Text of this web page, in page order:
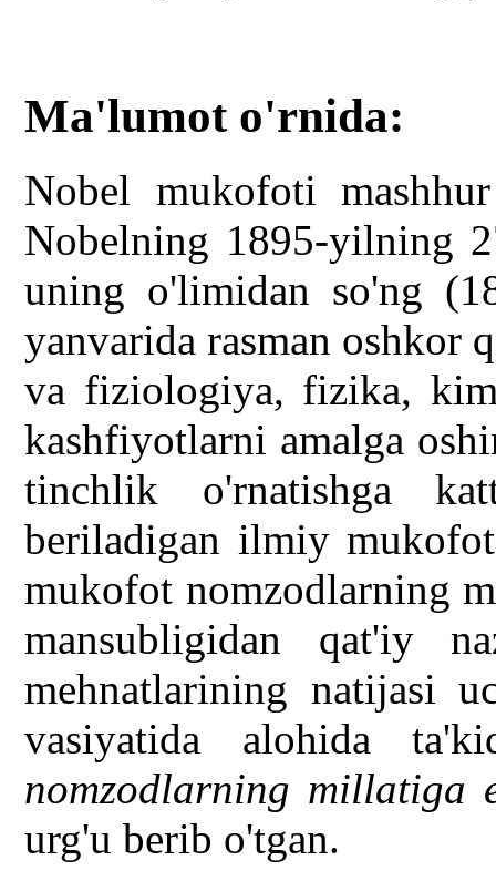
Ma'lumot o'rnida:
Nobel mukofoti
Nobelning 1895-yilning
uning o'limidan so'ng
yanvarida rasman oshkor
va fiziologiya, fizika,
kashfiyotlarni amalga
tinchlik o'rnatishga
beriladigan ilmiy
mukofot nomzodlarning
mansubligidan qat'iy
mehnatlarining natijasi
vasiyatida alohida
nomzodlarning millatiga
urg'u berib o'tgan.